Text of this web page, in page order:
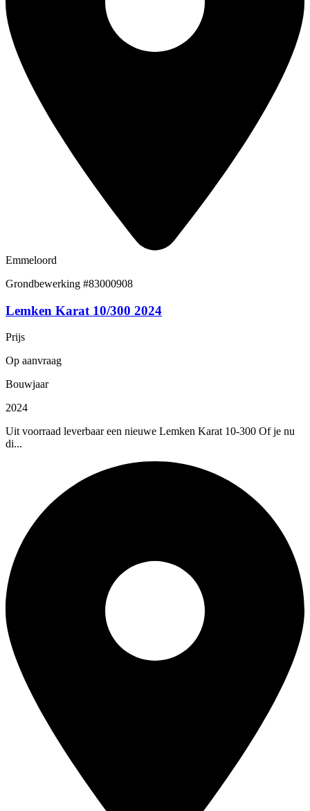
Emmeloord
Grondbewerking #83000908
Lemken Karat 10/300 2024
Prijs
Op aanvraag
Bouwjaar
2024
Uit voorraad leverbaar een nieuwe Lemken Karat 10-300 Of je nu
di...